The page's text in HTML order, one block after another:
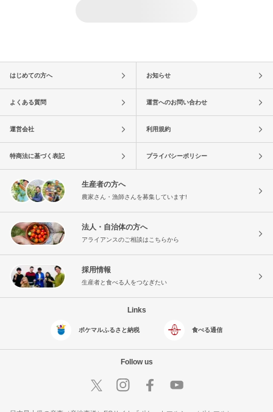
はじめての方へ お知らせ
よくある質問 運営へのお問い合わせ
運営会社 利用規約
特商法に基づく表記 プライバシーポリシー
生産者の方へ
農家さん・漁師さんを募集しています!
法人・自治体の方へ
アライアンスのご相談はこちらから
採用情報
生産者と食べる人をつなぎたい
Links
ポケマルふるさと納税 食べる通信
Follow us